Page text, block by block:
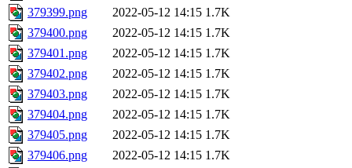
379399.png
2022-05-12 14:15 1.7K
379400.png
2022-05-12 14:15 1.7K
379401.png
2022-05-12 14:15 1.7K
379402.png
2022-05-12 14:15 1.7K
379403.png
2022-05-12 14:15 1.7K
379404.png
2022-05-12 14:15 1.7K
379405.png
2022-05-12 14:15 1.7K
379406.png
2022-05-12 14:15 1.7K